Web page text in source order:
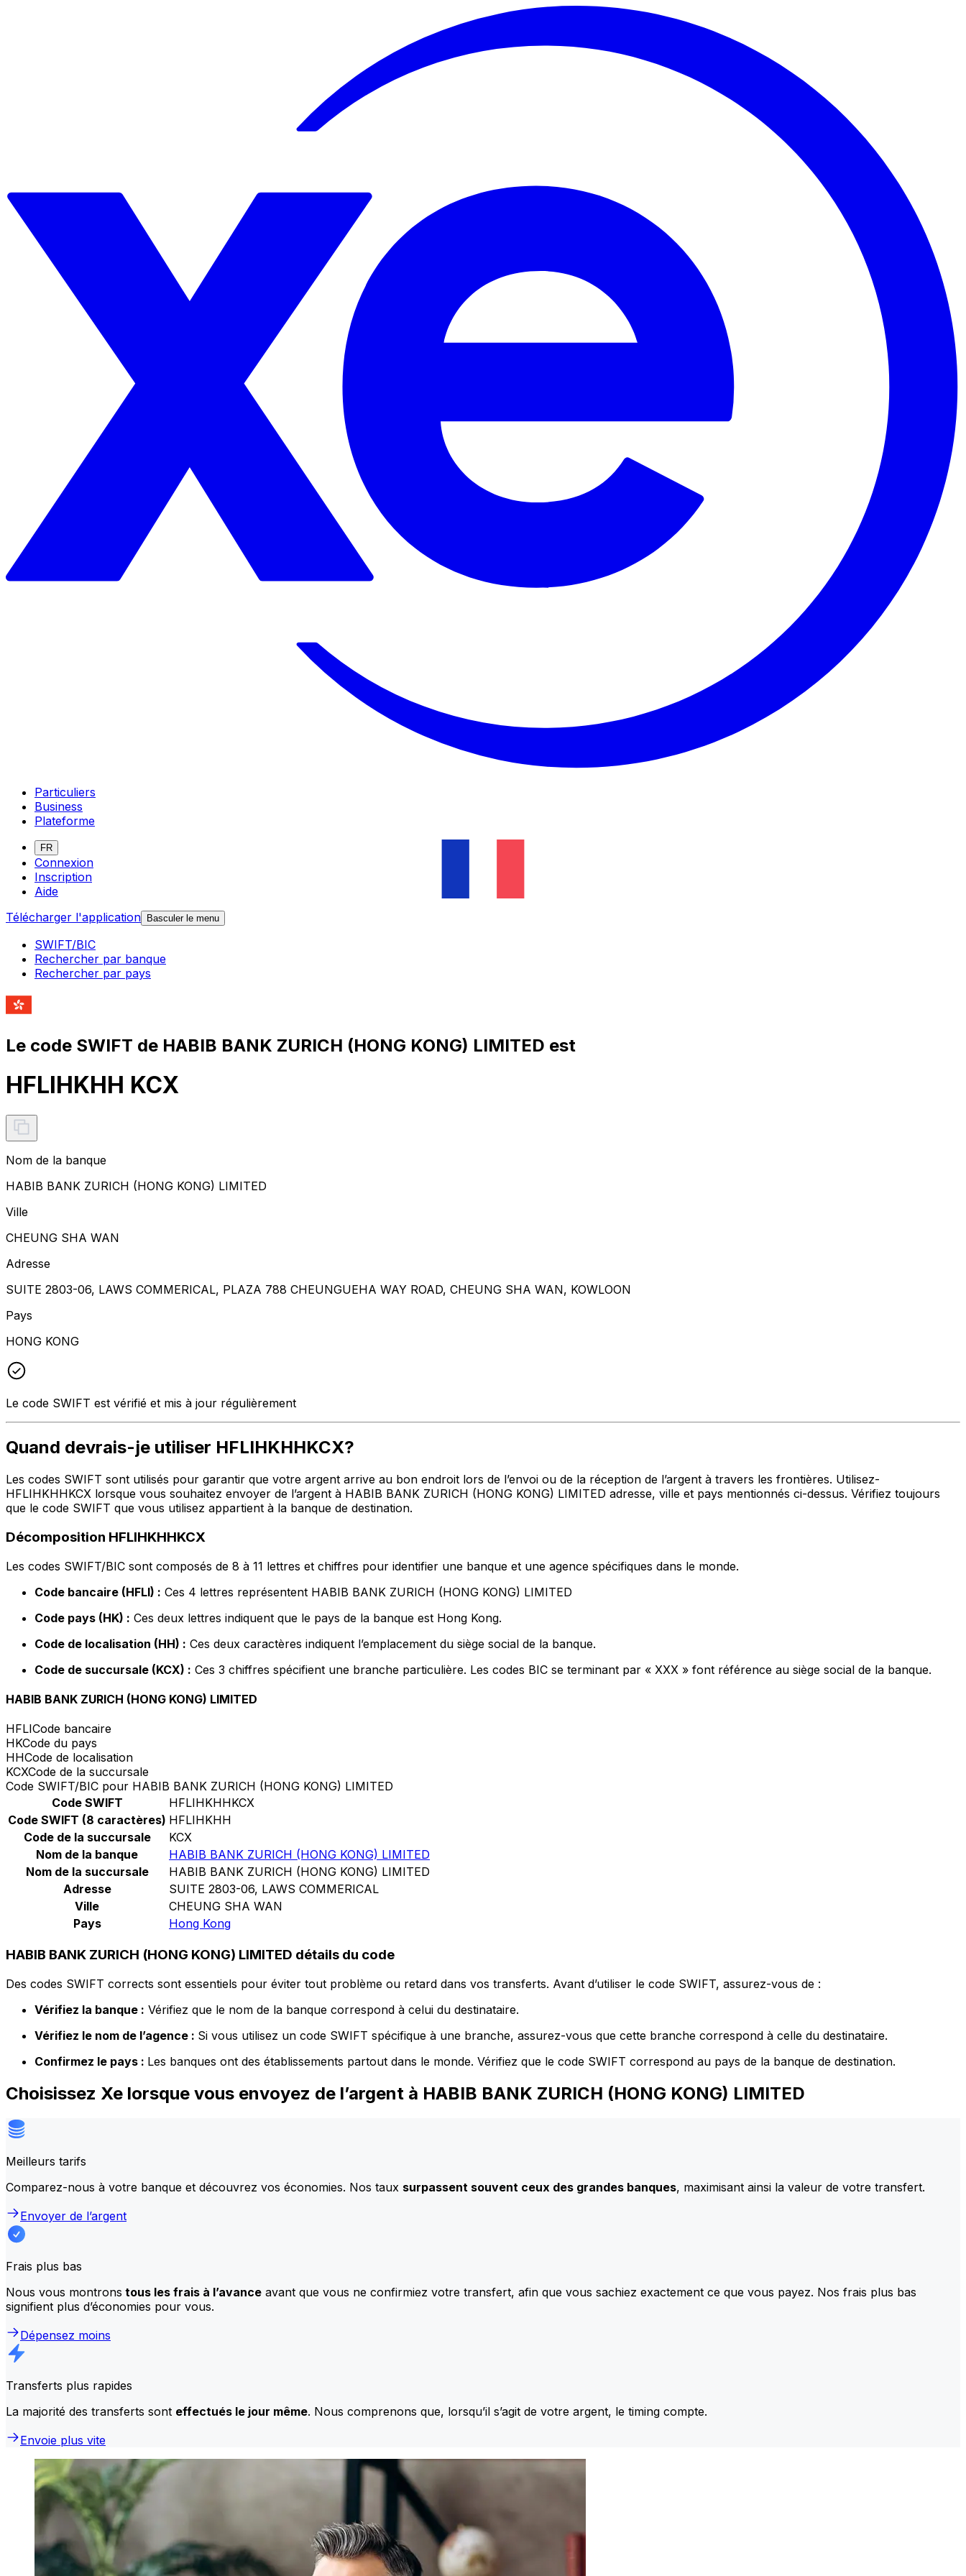
Particuliers
Business
Plateforme
FR
Connexion
Inscription
Aide
Télécharger l'application Basculer le menu
SWIFT/BIC
Rechercher par banque
Rechercher par pays
Le code SWIFT de HABIB BANK ZURICH (HONG KONG) LIMITED est
HFLIHKHH KCX
Nom de la banque
HABIB BANK ZURICH (HONG KONG) LIMITED
Ville
CHEUNG SHA WAN
Adresse
SUITE 2803-06, LAWS COMMERICAL, PLAZA 788 CHEUNGUEHA WAY ROAD, CHEUNG SHA WAN, KOWLOON
Pays
HONG KONG
Le code SWIFT est vérifié et mis à jour régulièrement
Quand devrais-je utiliser HFLIHKHHKCX?
Les codes SWIFT sont utilisés pour garantir que votre argent arrive au bon endroit lors de l’envoi ou de la réception de l’argent à travers les frontières. Utilisez-
HFLIHKHHKCX lorsque vous souhaitez envoyer de l’argent à HABIB BANK ZURICH (HONG KONG) LIMITED adresse, ville et pays mentionnés ci-dessus. Vérifiez toujours
que le code SWIFT que vous utilisez appartient à la banque de destination.
Décomposition HFLIHKHHKCX
Les codes SWIFT/BIC sont composés de 8 à 11 lettres et chiffres pour identifier une banque et une agence spécifiques dans le monde.
Code bancaire (HFLI) : Ces 4 lettres représentent HABIB BANK ZURICH (HONG KONG) LIMITED
Code pays (HK) : Ces deux lettres indiquent que le pays de la banque est Hong Kong.
Code de localisation (HH) : Ces deux caractères indiquent l’emplacement du siège social de la banque.
Code de succursale (KCX) : Ces 3 chiffres spécifient une branche particulière. Les codes BIC se terminant par « XXX » font référence au siège social de la banque.
HABIB BANK ZURICH (HONG KONG) LIMITED
HFLICode bancaire
HKCode du pays
HHCode de localisation
KCXCode de la succursale
Code SWIFT/BIC pour HABIB BANK ZURICH (HONG KONG) LIMITED
Code SWIFT
HFLIHKHHKCX
Code SWIFT (8 caractères) HFLIHKHH
Code de la succursale
KCX
Nom de la banque
HABIB BANK ZURICH (HONG KONG) LIMITED
Nom de la succursale
HABIB BANK ZURICH (HONG KONG) LIMITED
Adresse
SUITE 2803-06, LAWS COMMERICAL
Ville
CHEUNG SHA WAN
Pays
Hong Kong
HABIB BANK ZURICH (HONG KONG) LIMITED détails du code
Des codes SWIFT corrects sont essentiels pour éviter tout problème ou retard dans vos transferts. Avant d’utiliser le code SWIFT, assurez-vous de :
Vérifiez la banque : Vérifiez que le nom de la banque correspond à celui du destinataire.
Vérifiez le nom de l’agence : Si vous utilisez un code SWIFT spécifique à une branche, assurez-vous que cette branche correspond à celle du destinataire.
Confirmez le pays : Les banques ont des établissements partout dans le monde. Vérifiez que le code SWIFT correspond au pays de la banque de destination.
Choisissez Xe lorsque vous envoyez de l’argent à HABIB BANK ZURICH (HONG KONG) LIMITED
Meilleurs tarifs
Comparez-nous à votre banque et découvrez vos économies. Nos taux surpassent souvent ceux des grandes banques, maximisant ainsi la valeur de votre transfert.
Envoyer de l’argent
Frais plus bas
Nous vous montrons tous les frais à l’avance avant que vous ne confirmiez votre transfert, afin que vous sachiez exactement ce que vous payez. Nos frais plus bas
signifient plus d’économies pour vous.
Dépensez moins
Transferts plus rapides
La majorité des transferts sont effectués le jour même. Nous comprenons que, lorsqu’il s’agit de votre argent, le timing compte.
Envoie plus vite